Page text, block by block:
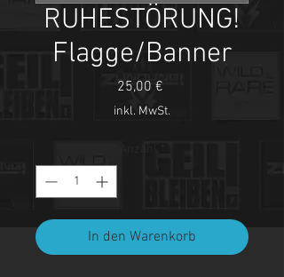
RUHESTÖRUNG!
Flagge/Banner
25,00 €Preis
inkl. MwSt.
In den Warenkorb